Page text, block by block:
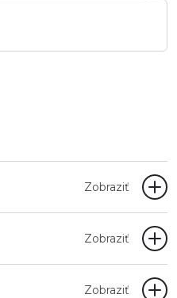
Zobraziť
Zobraziť
Zobraziť